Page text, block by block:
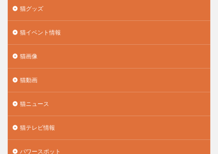
猫グッズ
猫イベント情報
猫画像
猫動画
猫ニュース
猫テレビ情報
パワースポット